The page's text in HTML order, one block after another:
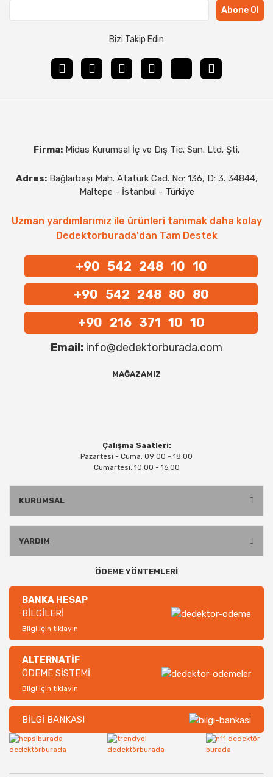
Abone Ol
Bizi Takip Edin
Firma: Midas Kurumsal İç ve Dış Tic. San. Ltd. Şti.
Adres: Bağlarbaşı Mah. Atatürk Cad. No: 136, D: 3. 34844,
Maltepe - İstanbul - Türkiye
Uzman yardımlarımız ile ürünleri tanımak daha kolay
Dedektorburada'dan Tam Destek
+90 542 248 10 10
+90 542 248 80 80
+90 216 371 10 10
Email: info@dedektorburada.com
MAĞAZAMIZ
Çalışma Saatleri:
Pazartesi - Cuma: 09:00 - 18:00
Cumartesi: 10:00 - 16:00
KURUMSAL
YARDIM
ÖDEME YÖNTEMLERİ
BANKA HESAP
BİLGİLERİ
Bilgi için tıklayın
ALTERNATİF
ÖDEME SİSTEMİ
Bilgi için tıklayın
BİLGİ BANKASI